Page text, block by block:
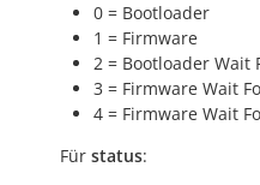
0 = Bootloader
1 = Firmware
2 = Bootloader Wait
3 = Firmware Wait
4 = Firmware Wait
Für status: